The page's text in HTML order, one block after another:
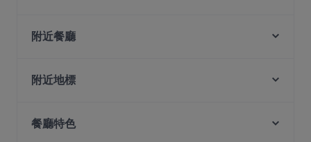
Alankar @ Norris Rd
Apollo Livehouse Club
Al-Abu Restaurant
附近餐廳
Seni Satti Sorru Singapore
附近地標
Battlebox Visitor Centre, 新加坡
餐廳特色